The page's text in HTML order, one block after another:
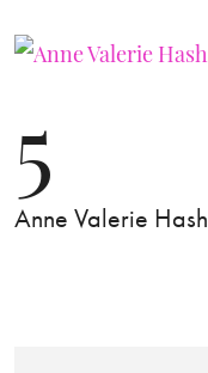
5
Anne Valerie Hash